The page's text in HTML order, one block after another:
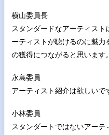
横山委員長
スタンダードなアーティス
ーティストが聴けるのに魅
の獲得につながると思います。
永島委員
アーティスト紹介は欲しいで
小林委員
スタンダートではないアー